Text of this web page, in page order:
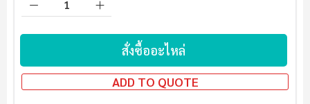
สั่งซื้ออะไหล่
ADD TO QUOTE